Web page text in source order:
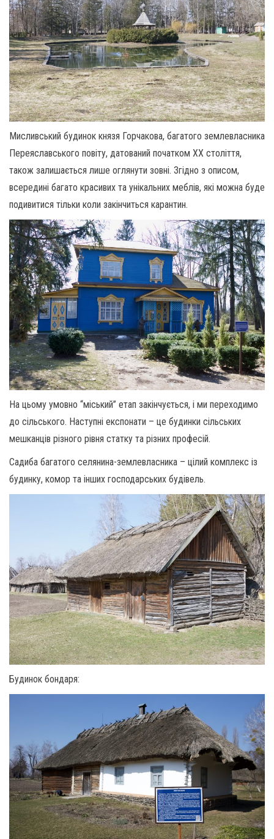
Мисливський будинок князя Горчакова, багатого землевласника
Переяславського повіту, датований початком XX століття,
також залишається лише оглянути зовні. Згідно з описом,
всередині багато красивих та унікальних меблів, які можна буде
подивитися тільки коли закінчиться карантин.
На цьому умовно “міський” етап закінчується, і ми переходимо
до сільського. Наступні експонати – це будинки сільських
мешканців різного рівня статку та різних професій.
Садиба багатого селянина-землевласника – цілий комплекс із
будинку, комор та інших господарських будівель.
Будинок бондаря: